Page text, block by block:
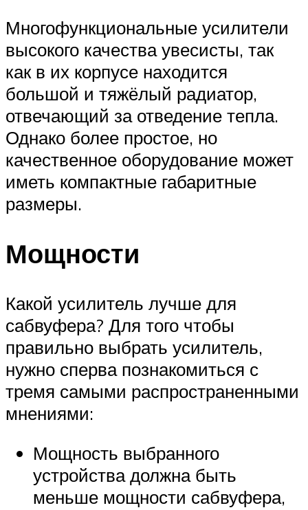
Многофункциональные усилители
высокого качества увесисты, так
как в их корпусе находится
большой и тяжёлый радиатор,
отвечающий за отведение тепла.
Однако более простое, но
качественное оборудование может
иметь компактные габаритные
размеры.
Мощности
Какой усилитель лучше для
сабвуфера? Для того чтобы
правильно выбрать усилитель,
нужно сперва познакомиться с
тремя самыми распространенными
мнениями:
Мощность выбранного
устройства должна быть
меньше мощности сабвуфера,